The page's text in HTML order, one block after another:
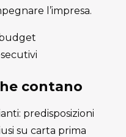
l’impresa.
contano
predisposizioni
su carta prima